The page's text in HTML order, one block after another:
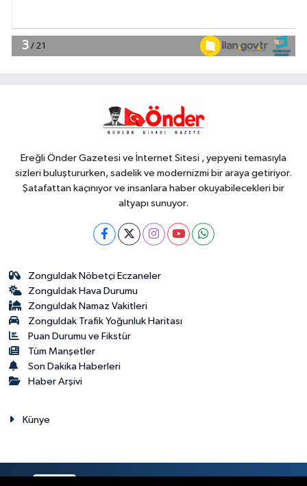
21:59
HAYATINI KAYBETTİ
Ereğli Önder Gazetesi ve İnternet Sitesi , yepyeni temasıyla
sizleri buluştururken, sadelik ve modernizmi bir araya getiriyor.
Şatafattan kaçınıyor ve insanlara haber okuyabilecekleri bir
altyapı sunuyor.
Zonguldak Nöbetçi Eczaneler
Zonguldak Hava Durumu
Zonguldak Namaz Vakitleri
Zonguldak Trafik Yoğunluk Haritası
Puan Durumu ve Fikstür
Tüm Manşetler
Son Dakika Haberleri
Haber Arşivi
Künye